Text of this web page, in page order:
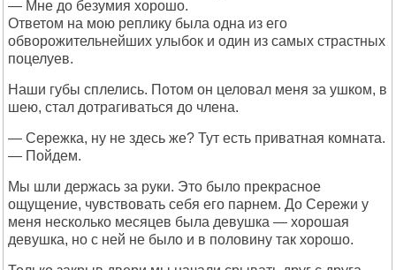
— Мне до безумия хорошо.
Ответом на мою реплику была одна из его
обворожительнейших улыбок и один из самых страстных
поцелуев.
Наши губы сплелись. Потом он целовал меня за ушком, в
шею, стал дотрагиваться до члена.
— Сережка, ну не здесь же? Тут есть приватная комната.
— Пойдем.
Мы шли держась за руки. Это было прекрасное
ощущение, чувствовать себя его парнем. До Сережи у
меня несколько месяцев была девушка — хорошая
девушка, но с ней не было и в половину так хорошо.